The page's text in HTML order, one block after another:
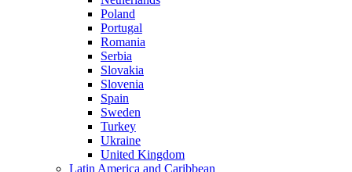
Poland
Portugal
Romania
Serbia
Slovakia
Slovenia
Spain
Sweden
Turkey
Ukraine
United Kingdom
Latin America and Caribbean